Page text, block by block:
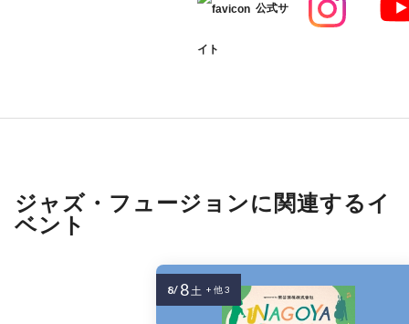
公式サ
イト
ジャズ・フュージョンに関連するイ
ベント
8/ 8土 + 他 3